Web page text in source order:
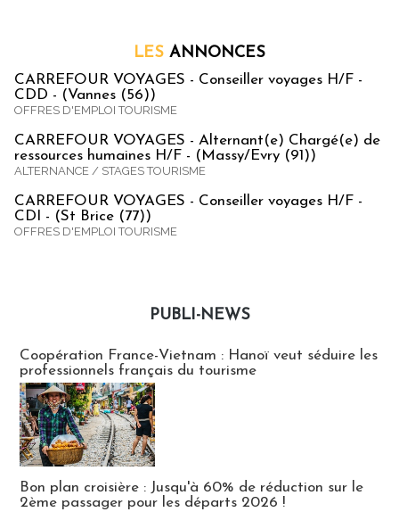
LES ANNONCES
CARREFOUR VOYAGES - Conseiller voyages H/F -
CDD - (Vannes (56))
OFFRES D'EMPLOI TOURISME
CARREFOUR VOYAGES - Alternant(e) Chargé(e) de
ressources humaines H/F - (Massy/Evry (91))
ALTERNANCE / STAGES TOURISME
CARREFOUR VOYAGES - Conseiller voyages H/F -
CDI - (St Brice (77))
OFFRES D'EMPLOI TOURISME
PUBLI-NEWS
Coopération France-Vietnam : Hanoï veut séduire les
professionnels français du tourisme
Bon plan croisière : Jusqu'à 60% de réduction sur le
2ème passager pour les départs 2026 !